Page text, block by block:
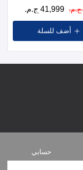
41,999 ج.م.
أضف للسلة
حسابي